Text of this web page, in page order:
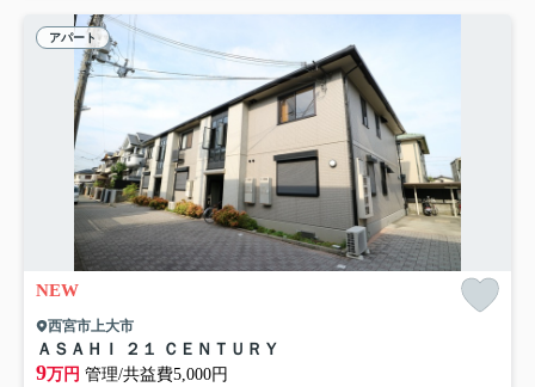
アパート
NEW
西宮市上大市
ＡＳＡＨＩ ２１ ＣＥＮＴＵＲＹ
9万円 管理/共益費5,000円